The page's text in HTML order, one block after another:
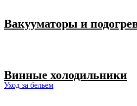
Вакууматоры и
Винные холодильники
Уход за бельем